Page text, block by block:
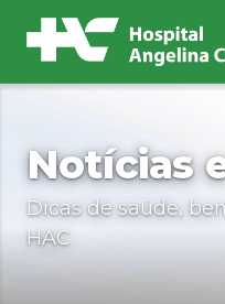
Buscar no site
Notícias
Dicas de saúde,
HAC